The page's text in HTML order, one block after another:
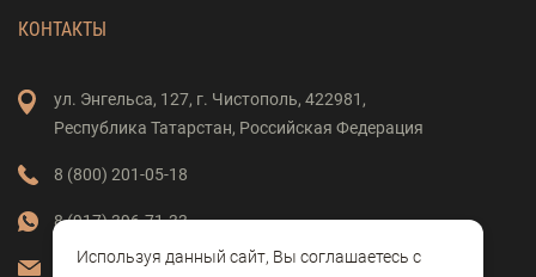
КОНТАКТЫ
ул. Энгельса, 127, г. Чистополь, 422981,
Республика Татарстан, Российская Федерация
8 (800) 201-05-18
8 (917) 396-71-33
vostok-clock@mail.ru
Используя данный сайт, Вы соглашаетесь с